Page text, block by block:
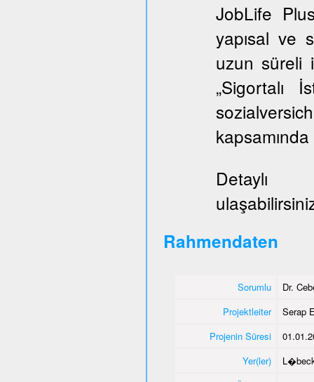
JobLife
yapısal ve
uzun süreli
„Sigortalı
Rahmendaten
Sorumlu
Dr.
Projektleiter
Serap
Projenin Süresi
Yer(ler)